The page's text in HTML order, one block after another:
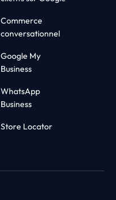
Commerce
conversationnel
Google My
Business
WhatsApp
Business
Store Locator